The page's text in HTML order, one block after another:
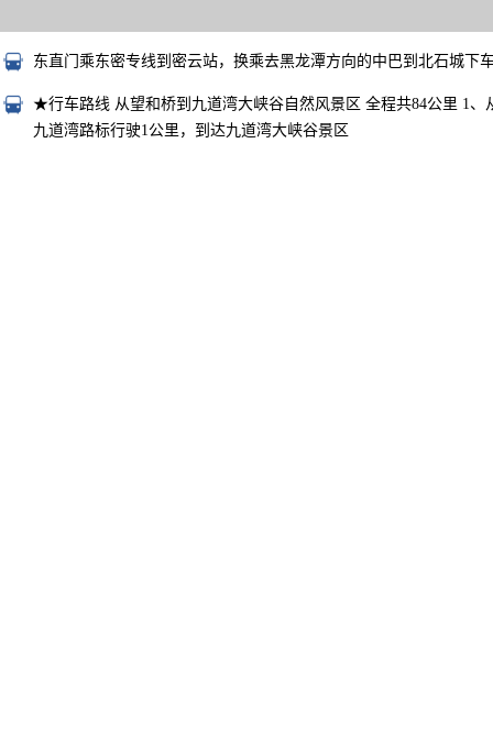
东直门乘东密专线到密云站，换乘去黑龙潭方向的中巴到北石城下
★行车路线 从望和桥到九道湾大峡谷自然风景区 全程共84公里 1、
九道湾路标行驶1公里，到达九道湾大峡谷景区